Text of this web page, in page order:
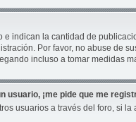
indican la cantidad de
Por favor, no abuse de
incluso a tomar medidas
usuario, ¡me pide que me
usuarios a través del foro, si